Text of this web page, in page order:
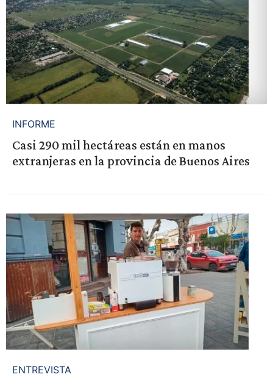
INFORME
Casi 290 mil hectáreas están en manos
extranjeras en la provincia de Buenos Aires
ENTREVISTA